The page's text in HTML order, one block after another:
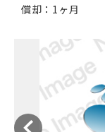
償却：1ヶ月